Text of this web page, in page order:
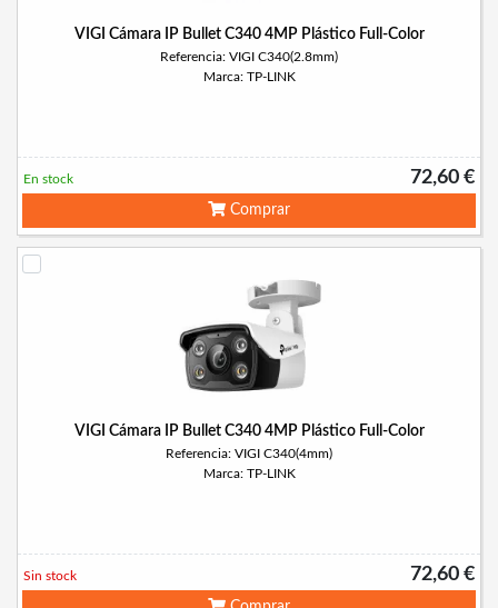
VIGI Cámara IP Bullet C340 4MP Plástico Full-Color
Referencia: VIGI C340(2.8mm)
Marca: TP-LINK
72,60 €
En stock
Comprar
VIGI Cámara IP Bullet C340 4MP Plástico Full-Color
Referencia: VIGI C340(4mm)
Marca: TP-LINK
72,60 €
Sin stock